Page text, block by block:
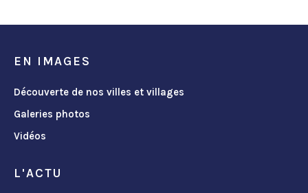
EN IMAGES
Découverte de nos villes et villages
Galeries photos
Vidéos
L'ACTU